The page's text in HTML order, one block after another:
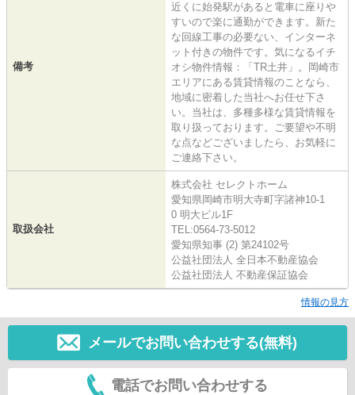
備考
近くに始発駅があると電車に座りや
すいので楽に通勤ができます。新た
な回線工事の必要ない、インターネ
ット付きの物件です。気になるイチ
オシ物件情報：「TR土井」。岡崎市
エリアにある賃貸情報のことなら、
地域に密着した当社へお任せ下さ
い。当社は、多種多様な賃貸情報を
取り扱っております。ご要望や不明
な点などございましたら、お気軽に
ご連絡下さい。
取扱会社
株式会社 セレクトホーム
愛知県岡崎市明大寺町字諸神10-1
0 明大ビル1F
TEL:0564-73-5012
愛知県知事 (2) 第24102号
公益社団法人 全日本不動産協会
公益社団法人 不動産保証協会
情報の見方
メールでお問い合わせする(無料)
電話でお問い合わせする